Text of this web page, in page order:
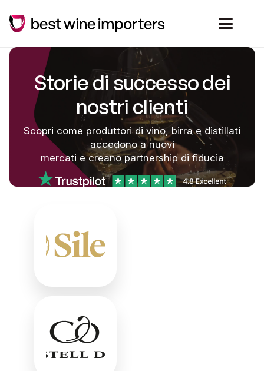
Storie di successo dei
nostri clienti
Scopri come produttori di vino, birra e distillati
accedono a nuovi
mercati e creano partnership di fiducia